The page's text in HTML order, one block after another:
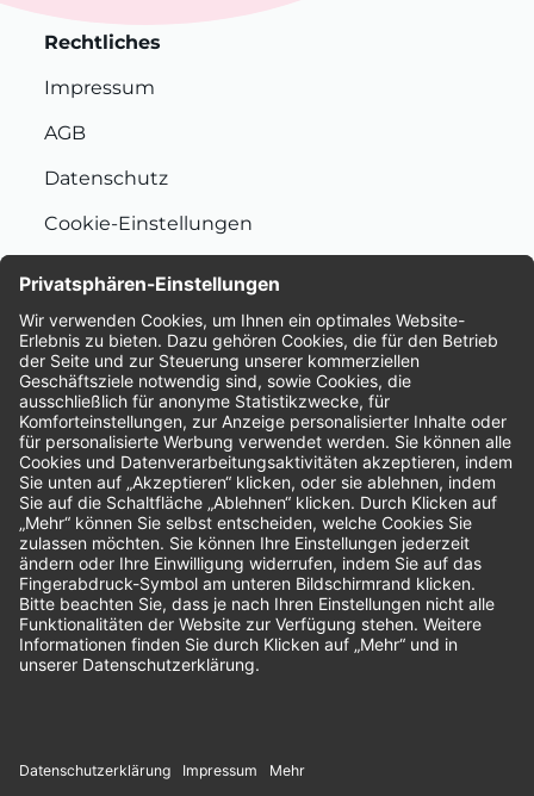
Rechtliches
Impressum
AGB
Datenschutz
Cookie-Einstellungen
Bewertungen
Unsere Zahlungsarten: